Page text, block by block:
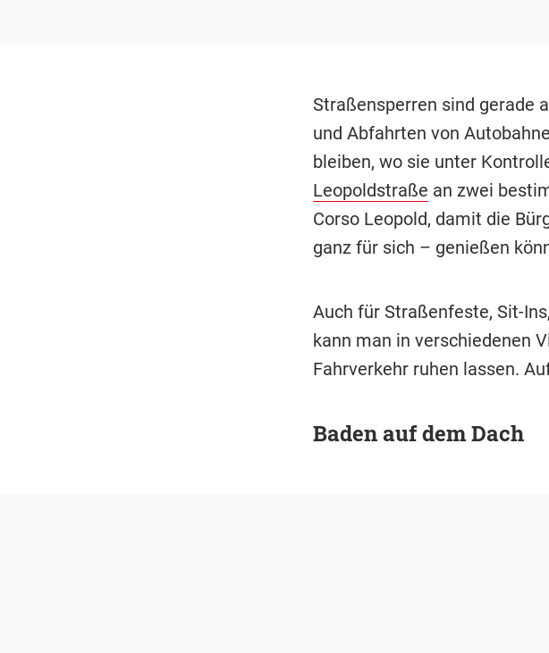
Straßensperren sind gerade
und Abfahrten von
bleiben, wo sie unter
Leopoldstraße an zwei
Corso Leopold, damit die
ganz für sich – genießen
Auch für Straßenfeste, Sit-
kann man in verschiedenen
Fahrverkehr ruhen lassen.
Baden auf dem Dach